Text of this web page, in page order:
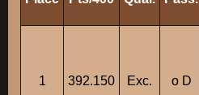
1 392.150 Exc. o D